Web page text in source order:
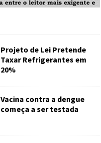
Projeto de Lei Pretende
Taxar Refrigerantes em
20%
Vacina contra a dengue
começa a ser testada